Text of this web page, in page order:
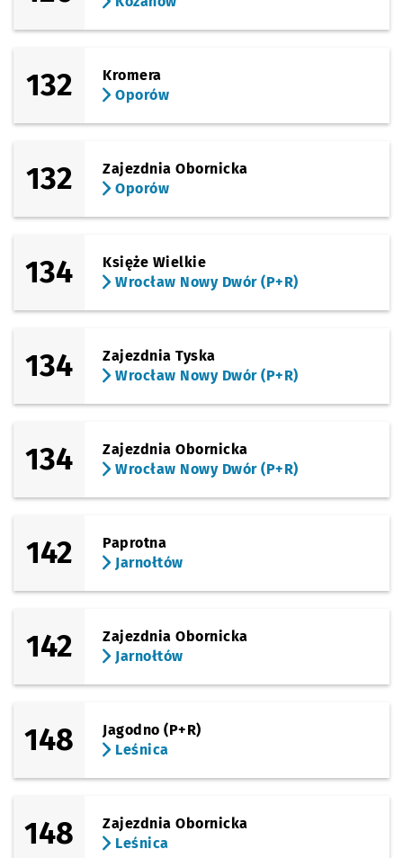
132
Kromera
Oporów
132
Zajezdnia Obornicka
Oporów
134
Księże Wielkie
Wrocław Nowy Dwór (P+R)
134
Zajezdnia Tyska
Wrocław Nowy Dwór (P+R)
134
Zajezdnia Obornicka
Wrocław Nowy Dwór (P+R)
142
Paprotna
Jarnołtów
142
Zajezdnia Obornicka
Jarnołtów
148
Jagodno (P+R)
Leśnica
148
Zajezdnia Obornicka
Leśnica